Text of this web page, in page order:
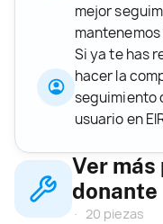
mejor
Si ya te has
hacer la
seguimiento
usuario en
Ver más
donante
20 piezas